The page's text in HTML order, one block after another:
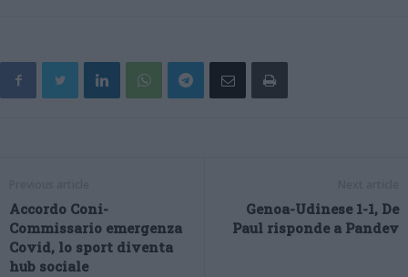
Accordo Coni-
Commissario emergenza
Covid, lo sport diventa
hub sociale
Genoa-Udinese 1-1, De
Paul risponde a Pandev